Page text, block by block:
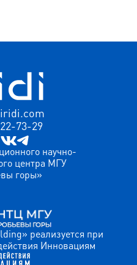
73-29
научно-
центра МГУ
горы»
реализуется при
Инновациям